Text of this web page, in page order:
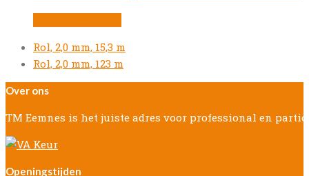
previous
post:
Rol, 2,0 mm, 15,3 m
next
post:
Rol, 2,0 mm, 123 m
Over ons
TM Eemnes is het juiste adres voor professional en
Openingstijden